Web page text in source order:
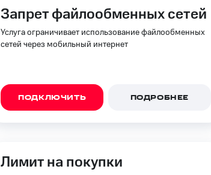
Запрет файлообменных сетей
Услуга ограничивает использование файлообменных
сетей через мобильный интернет
ПОДКЛЮЧИТЬ ПОДРОБНЕЕ
Лимит на покупки